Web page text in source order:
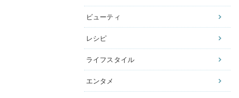
ビューティ
レシピ
ライフスタイル
エンタメ